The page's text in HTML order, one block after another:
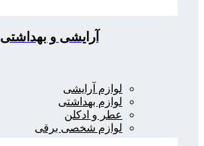
آرایشی و بهداشتی
لوازم آرایشی
لوازم بهداشتی
عطر و ادکلن
لوازم شخصی برقی